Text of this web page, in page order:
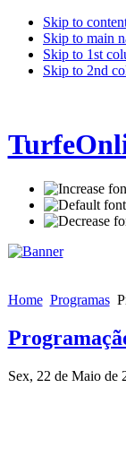
Skip to
Skip to main
Skip to 1st
Skip to 2nd
Home Programas
Sex, 22 de Maio de